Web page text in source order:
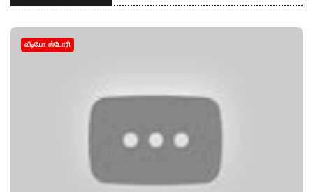
வீடியோ ஸ்டோரி